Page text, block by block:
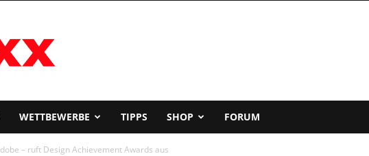
WETTBEWERBE TIPPS SHOP FORUM
– ruft Design Achievement Awards aus